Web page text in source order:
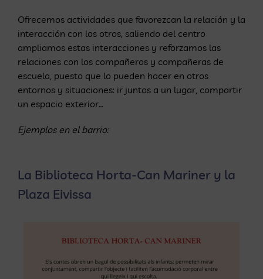
Ofrecemos actividades que favorezcan la relación y la
interacción con los otros, saliendo del centro
ampliamos estas interacciones y reforzamos las
relaciones con los compañeros y compañeras de
escuela, puesto que lo pueden hacer en otros
entornos y situaciones: ir juntos a un lugar, compartir
un espacio exterior…
Ejemplos en el barrio:
La Biblioteca Horta-Can Mariner y la
Plaza Eivissa